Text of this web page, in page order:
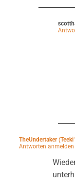
TheUndertaker
Antworten anmelden